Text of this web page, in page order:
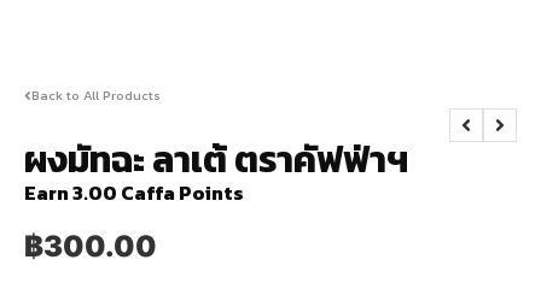
Back to All Products
ผงมัทฉะ ลาเต้ ตราคัฟฟ่าฯ
Earn 3.00 Caffa Points
฿300.00